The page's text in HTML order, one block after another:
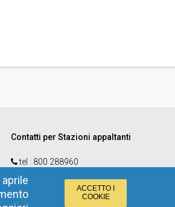
Contatti per Stazioni appaltanti
tel : 800 288960
email
e-procurement@provincia.bz.it
ACCETTO I
COOKIE